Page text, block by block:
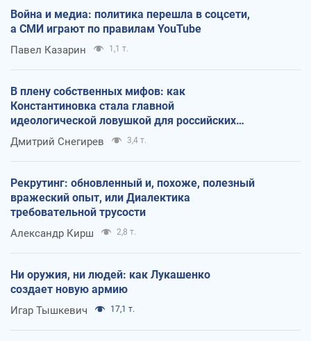
Война и медиа: политика перешла в соцсети,
а СМИ играют по правилам YouTube
Павел Казарин 1,1 т.
В плену собственных мифов: как
Константиновка стала главной
идеологической ловушкой для российских
оккупантов
Дмитрий Снегирев 3,4 т.
Рекрутинг: обновленный и, похоже, полезный
вражеский опыт, или Диалектика
требовательной трусости
Александр Кирш 2,8 т.
Ни оружия, ни людей: как Лукашенко
создает новую армию
Игар Тышкевич 17,1 т.